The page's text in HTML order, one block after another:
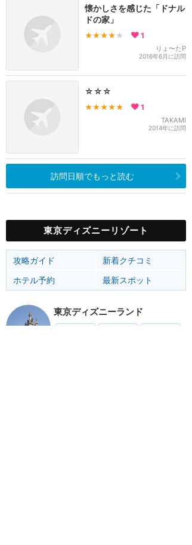
懐かしさを感じた「ドナル
ドの家」
★★★★ ★ 1
りょ〜たP
2016年6月に訪問
☆☆☆
★★★★★ 1
TAKAMI
2014年に訪問
訪問日順でもっと読む
東京ディズニーリゾート
攻略ガイド
新着クチコミ
ホテル予約
最新スポット
東京ディズニーランド